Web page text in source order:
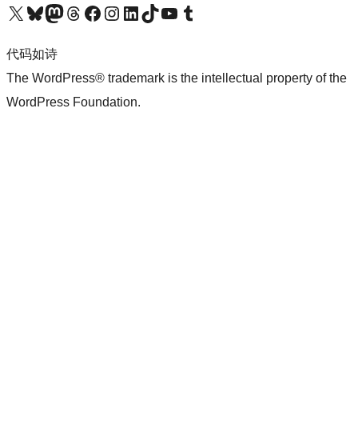
关注我们的 X（原 Twitter）账号访问我们的 Bluesky 账号关注我们的 Mastodon 账号访问我们的 Threads 账号 访问我们的 Facebook 公共主页关注我们的 Instagram 账号 关注我们的 LinkedIn 主页访问我们的 TikTok 账号访问我们的 YouTube 频道 访问我们的 Tumblr 账号
代码如诗
The WordPress® trademark is the intellectual property of the
WordPress Foundation.